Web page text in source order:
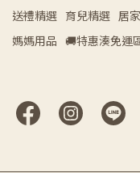
送禮精選 育兒精選 居
媽媽用品 🚚特惠湊免運